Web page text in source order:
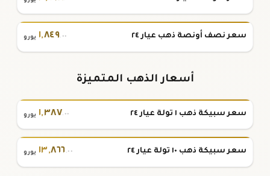
سعر نصف أونصة ذهب عيار ٢٤ ١,٨٤٩.٠٠ يورو
أسعار الذهب المتميزة
سعر سبيكة ذهب ١ تولة عيار ٢٤ ١,٣٨٧.٠٠ يورو
سعر سبيكة ذهب ١٠ تولة عيار ٢٤ ١٣,٨٦٦.٠٠ يورو